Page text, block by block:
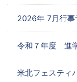
2026年 7月行事
令和７年度 進
米北フェスティ